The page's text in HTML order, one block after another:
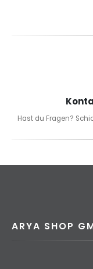
Hast du Fragen?
ARYA SHOP